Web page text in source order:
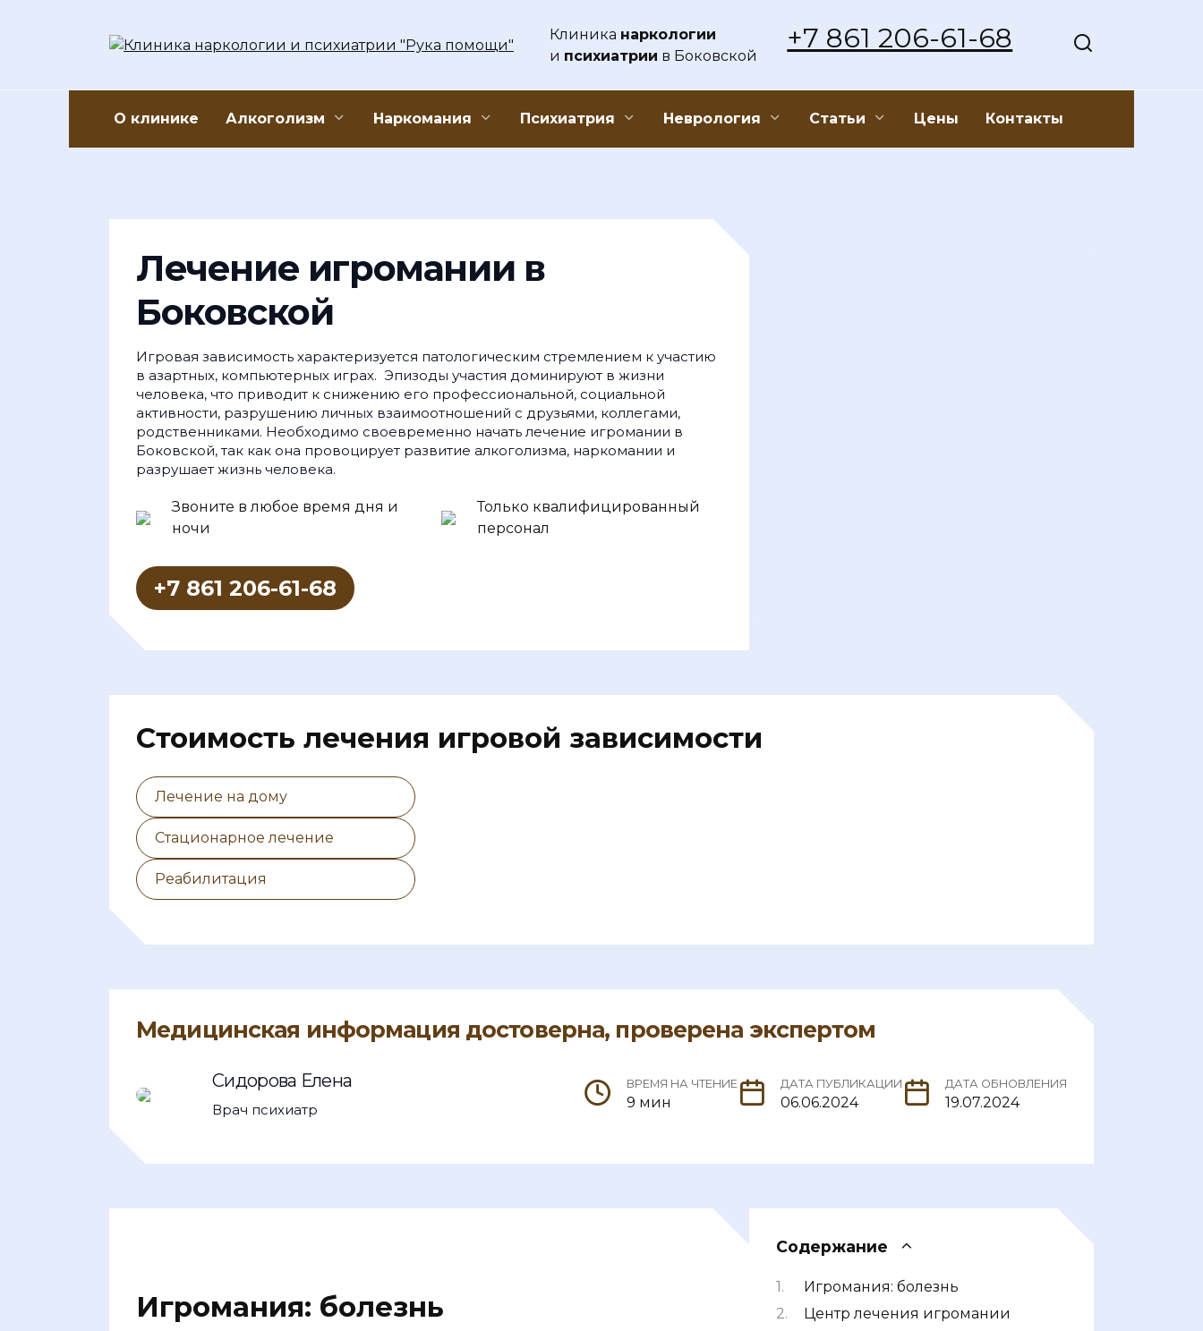
Клиника наркологии
и психиатрии в Боковской
+7 861 206-61-68
О клинике Алкоголизм Наркомания Психиатрия Неврология Статьи Цены Контакты
Лечение игромании в
Боковской
Игровая зависимость характеризуется патологическим стремлением к участию
в азартных, компьютерных играх. Эпизоды участия доминируют в жизни
человека, что приводит к снижению его профессиональной, социальной
активности, разрушению личных взаимоотношений с друзьями, коллегами,
родственниками. Необходимо своевременно начать лечение игромании в
Боковской, так как она провоцирует развитие алкоголизма, наркомании и
разрушает жизнь человека.
Звоните в любое время дня и
ночи
Только квалифицированный
персонал
+7 861 206-61-68
Cтоимость лечения игровой зависимости
Лечение на дому
Стационарное лечение
Реабилитация
Медицинская информация достоверна, проверена экспертом
Сидорова Елена
Врач психиатр
ВРЕМЯ НА ЧТЕНИЕ
9 мин
ДАТА ПУБЛИКАЦИИ
06.06.2024
ДАТА ОБНОВЛЕНИЯ
19.07.2024
Игромания: болезнь
Содержание
Игромания: болезнь
Центр лечения игромании